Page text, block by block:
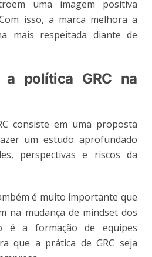
uma imagem positiva
isso, a marca melhora a
mais respeitada diante de
a política GRC na
consiste em uma proposta
um estudo aprofundado
perspectivas e riscos da
é muito importante que
na mudança de mindset dos
é a formação de equipes
que a prática de GRC seja